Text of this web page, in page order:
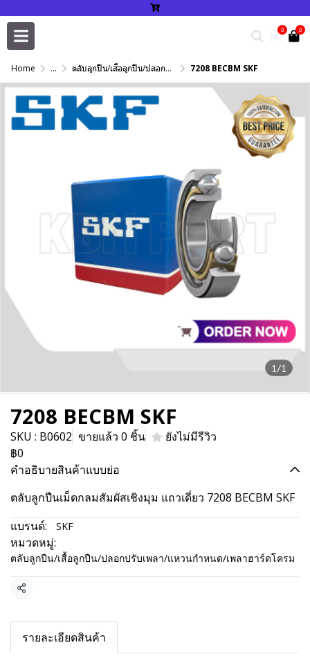
0 0
Home ... ตลับลูกปืน/เสื้อลูกปืน/ปลอกปรับเพลา/แหวนกำหนด/เพลาฮาร์ดโครม 7208 BECBM SKF
1/1
7208 BECBM SKF
SKU : B0602 ขายแล้ว 0 ชิ้น
ยังไม่มีรีวิว
฿0
คำอธิบายสินค้าแบบย่อ
ตลับลูกปืนเม็ดกลมสัมผัสเชิงมุม แถวเดี่ยว 7208 BECBM SKF
แบรนด์:
SKF
หมวดหมู่:
ตลับลูกปืน/เสื้อลูกปืน/ปลอกปรับเพลา/แหวนกำหนด/เพลาฮาร์ดโครม
แชร์
รายละเอียดสินค้า